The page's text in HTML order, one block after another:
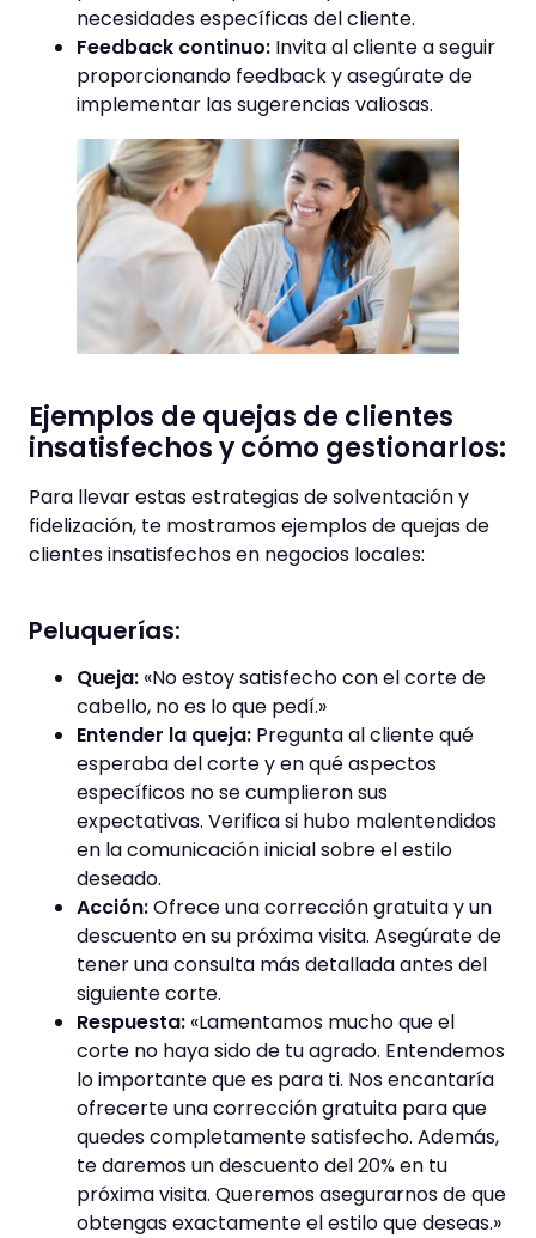
necesidades específicas del cliente.
Feedback continuo: Invita al cliente a seguir
proporcionando feedback y asegúrate de
implementar las sugerencias valiosas.
Ejemplos de quejas de clientes
insatisfechos y cómo gestionarlos:
Para llevar estas estrategias de solventación y
fidelización, te mostramos ejemplos de quejas de
clientes insatisfechos en negocios locales:
Peluquerías:
Queja: «No estoy satisfecho con el corte de
cabello, no es lo que pedí.»
Entender la queja: Pregunta al cliente qué
esperaba del corte y en qué aspectos
específicos no se cumplieron sus
expectativas. Verifica si hubo malentendidos
en la comunicación inicial sobre el estilo
deseado.
Acción:Ofrece una corrección gratuita y un
descuento en su próxima visita. Asegúrate de
tener una consulta más detallada antes del
siguiente corte.
Respuesta: «Lamentamos mucho que el
corte no haya sido de tu agrado. Entendemos
lo importante que es para ti. Nos encantaría
ofrecerte una corrección gratuita para que
quedes completamente satisfecho. Además,
te daremos un descuento del 20% en tu
próxima visita. Queremos asegurarnos de que
obtengas exactamente el estilo que deseas.»